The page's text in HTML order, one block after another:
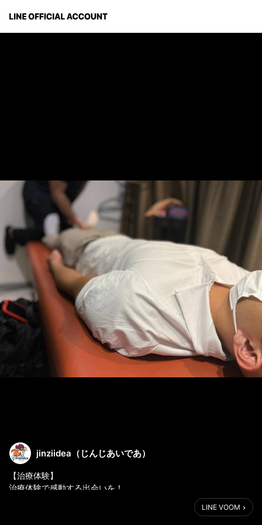
jinziidea（じんじあいであ）
【治療体験】
治療体験で感動する出会いを！
#株式会社じんじあいであ #じんじあいであ #jinziidea #人材紹介
LINE VOOM